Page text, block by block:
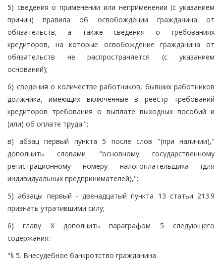
5) сведения о применении или неприменении (с указанием
причин) правила об освобождении гражданина от
обязательств, а также сведения о требованиях
кредиторов, на которые освобождение гражданина от
обязательств не распространяется (с указанием
оснований);
6) сведения о количестве работников, бывших работников
должника, имеющих включенные в реестр требований
кредиторов требования о выплате выходных пособий и
(или) об оплате труда.";
в) абзац первый пункта 5 после слов "(при наличии),"
дополнить словами "основному государственному
регистрационному номеру налогоплательщика (для
индивидуальных предпринимателей),";
5) абзацы первый - двенадцатый пункта 13 статьи 213.9
признать утратившими силу;
6) главу X дополнить параграфом 5 следующего
содержания:
"§ 5. Внесудебное банкротство гражданина